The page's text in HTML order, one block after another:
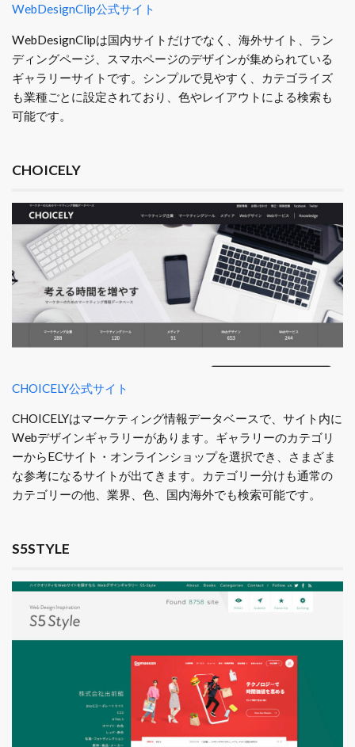
WebDesignClip公式サイト
WebDesignClipは国内サイトだけでなく、海外サイト、ラン
ディングページ、スマホページのデザインが集められている
ギャラリーサイトです。シンプルで見やすく、カテゴライズ
も業種ごとに設定されており、色やレイアウトによる検索も
可能です。
CHOICELY
CHOICELY公式サイト
CHOICELYはマーケティング情報データベースで、サイト内に
Webデザインギャラリーがあります。ギャラリーのカテゴリ
ーからECサイト・オンラインショップを選択でき、さまざま
な参考になるサイトが出てきます。カテゴリー分けも通常の
カテゴリーの他、業界、色、国内海外でも検索可能です。
S5STYLE